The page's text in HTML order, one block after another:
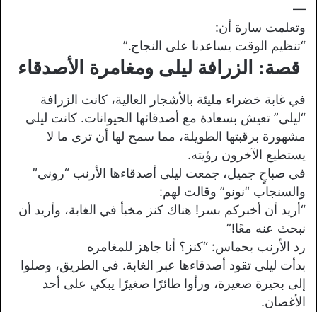
—
وتعلمت سارة أن:
“تنظيم الوقت يساعدنا على النجاح.”
قصة: الزرافة ليلى ومغامرة الأصدقاء
في غابة خضراء مليئة بالأشجار العالية، كانت الزرافة
“ليلى” تعيش بسعادة مع أصدقائها الحيوانات. كانت ليلى
مشهورة برقبتها الطويلة، مما سمح لها أن ترى ما لا
يستطيع الآخرون رؤيته.
في صباحٍ جميل، جمعت ليلى أصدقاءها الأرنب “روني”
والسنجاب “نونو” وقالت لهم:
“أريد أن أخبركم بسر! هناك كنز مخبأ في الغابة، وأريد أن
نبحث عنه معًا!”
رد الأرنب بحماس: “كنز؟ أنا جاهز للمغامره
بدأت ليلى تقود أصدقاءها عبر الغابة. في الطريق، وصلوا
إلى بحيرة صغيرة، ورأوا طائرًا صغيرًا يبكي على أحد
الأغصان.